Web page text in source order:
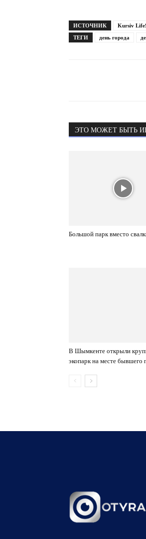
ИСТОЧНИК
Kursiv
ТЕГИ
день города
ЭТО МОЖЕТ БЫТЬ
Большой парк вместо
В Шымкенте открыли
экопарк на месте бывшего